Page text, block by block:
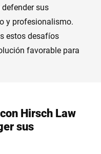
sus
y profesionalismo.
estos desafíos
favorable para
Hirsch Law
sus